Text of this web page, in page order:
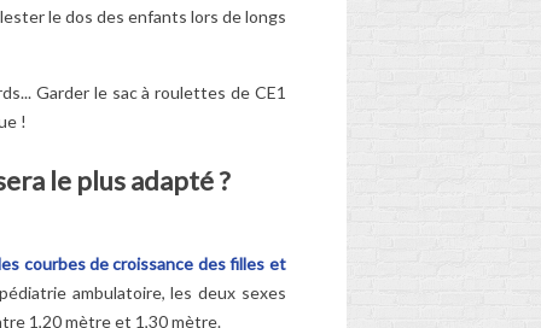
le dos des enfants lors de longs
Garder le sac à roulettes de CE1
!
le plus adapté ?
courbes de croissance des filles et
ambulatoire, les deux sexes
1,20 mètre et 1,30 mètre.